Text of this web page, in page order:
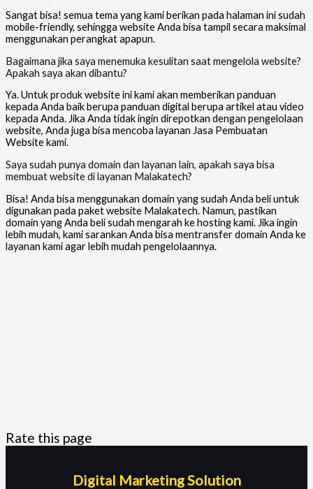
Sangat bisa! semua tema yang kami berikan pada halaman ini sudah
mobile-friendly, sehingga website Anda bisa tampil secara maksimal
menggunakan perangkat apapun.
Bagaimana jika saya menemuka kesulitan saat mengelola website?
Apakah saya akan dibantu?
Ya. Untuk produk website ini kami akan memberikan panduan
kepada Anda baik berupa panduan digital berupa artikel atau video
kepada Anda. Jika Anda tidak ingin direpotkan dengan pengelolaan
website, Anda juga bisa mencoba layanan Jasa Pembuatan
Website kami.
Saya sudah punya domain dan layanan lain, apakah saya bisa
membuat website di layanan Malakatech?
Bisa! Anda bisa menggunakan domain yang sudah Anda beli untuk
digunakan pada paket website Malakatech. Namun, pastikan
domain yang Anda beli sudah mengarah ke hosting kami. Jika ingin
lebih mudah, kami sarankan Anda bisa mentransfer domain Anda ke
layanan kami agar lebih mudah pengelolaannya.
Rate this page
Digital Marketing Solution